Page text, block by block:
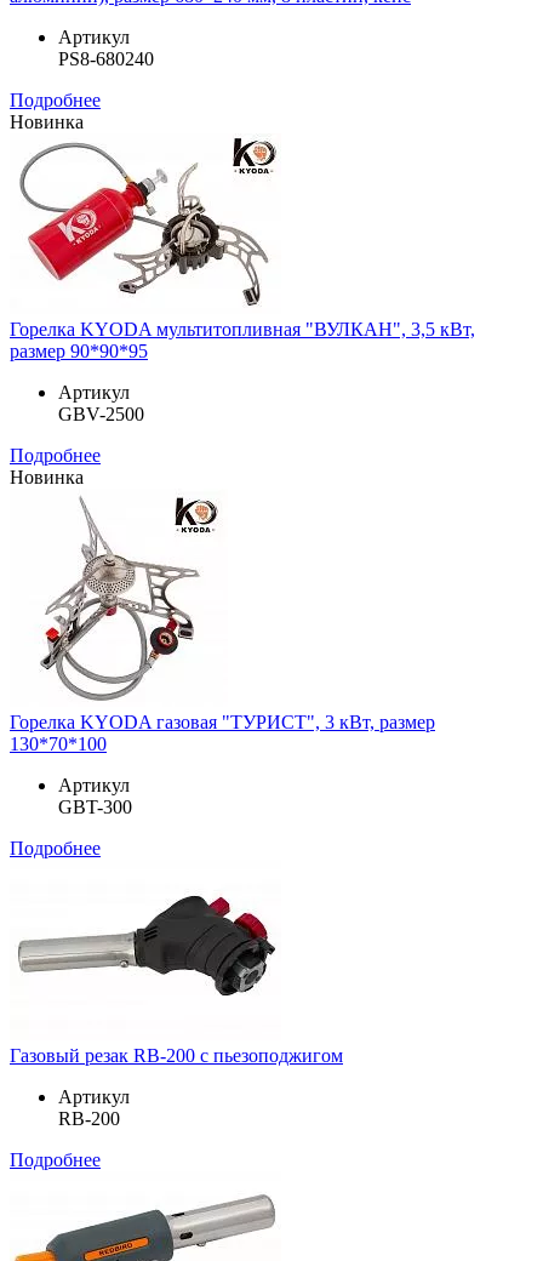
Артикул
PS8-680240
Подробнее
Новинка
Горелка KYODA мультитопливная "ВУЛКАН", 3,5 кВт,
размер 90*90*95
Артикул
GBV-2500
Подробнее
Новинка
Горелка KYODA газовая "ТУРИСТ", 3 кВт, размер
130*70*100
Артикул
GBT-300
Подробнее
Газовый резак RB-200 с пьезоподжигом
Артикул
RB-200
Подробнее